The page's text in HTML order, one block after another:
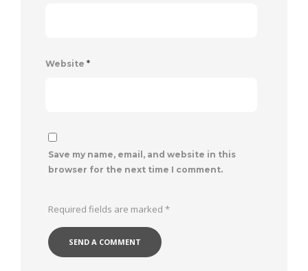
Website *
Save my name, email, and website in this
browser for the next time I comment.
Required fields are marked *